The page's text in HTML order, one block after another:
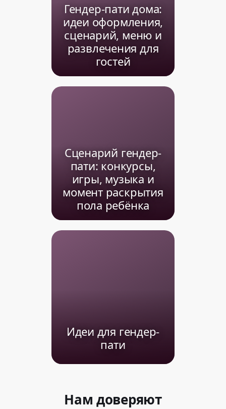
Гендер-пати дома:
идеи оформления,
сценарий, меню и
развлечения для
гостей
Сценарий гендер-
пати: конкурсы,
игры, музыка и
момент раскрытия
пола ребёнка
Идеи для гендер-
пати
Нам доверяют